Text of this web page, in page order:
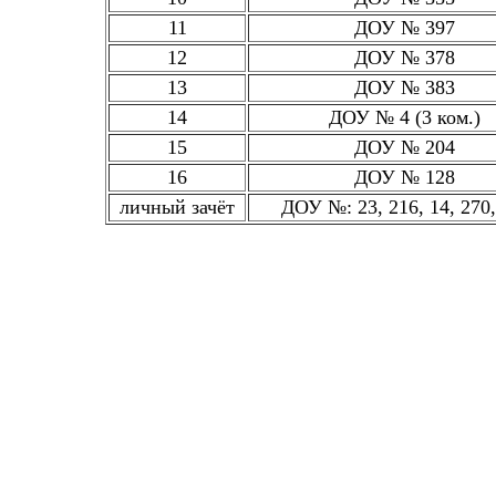
11
ДОУ № 397
12
ДОУ № 378
13
ДОУ № 383
14
ДОУ № 4 (3 ком.)
15
ДОУ № 204
16
ДОУ № 128
личный зачёт
ДОУ №: 23, 216, 14,